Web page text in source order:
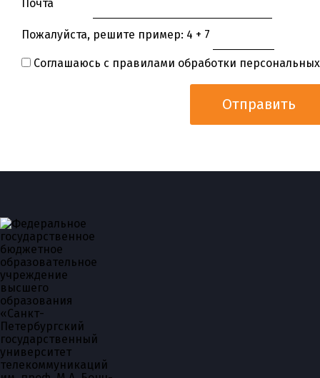
Почта
Пожалуйста, решите пример: 4 + 7
Соглашаюсь с правилами обработки